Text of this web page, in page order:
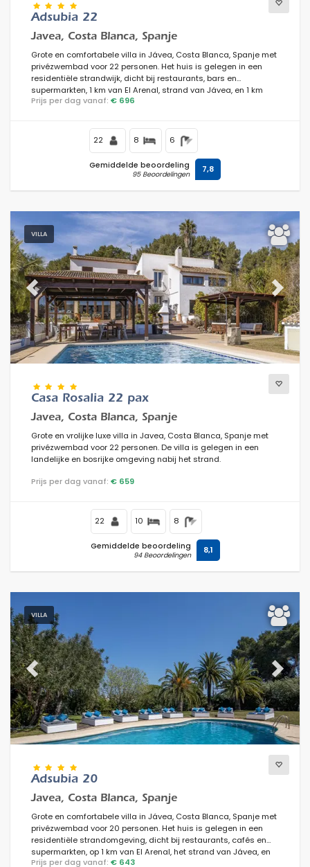
Adsubia 22
Javea, Costa Blanca, Spanje
Grote en comfortabele villa in Jávea, Costa Blanca, Spanje met
privézwembad voor 22 personen. Het huis is gelegen in een
residentiële strandwijk, dicht bij restaurants, bars en
supermarkten, 1 km van El Arenal, strand van Jávea, en 1 km
van de Middellandse Zee, Jávea.
Prijs per dag vanaf: € 696
22 8 6
Gemiddelde beoordeling
95 Beoordelingen 7,8
VILLA
Previous Next
Casa Rosalia 22 pax
Javea, Costa Blanca, Spanje
Grote en vrolijke luxe villa in Javea, Costa Blanca, Spanje met
privézwembad voor 22 personen. De villa is gelegen in een
landelijke en bosrijke omgeving nabij het strand.
Prijs per dag vanaf: € 659
22 10 8
Gemiddelde beoordeling
94 Beoordelingen 8,1
VILLA
Previous Next
Adsubia 20
Javea, Costa Blanca, Spanje
Grote en comfortabele villa in Jávea, Costa Blanca, Spanje met
privézwembad voor 20 personen. Het huis is gelegen in een
residentiële strandomgeving, dicht bij restaurants, cafés en
supermarkten, op 1 km van El Arenal, het strand van Jávea, en
op 1 km van de Middellandse Zee, Jávea.
Prijs per dag vanaf: € 643